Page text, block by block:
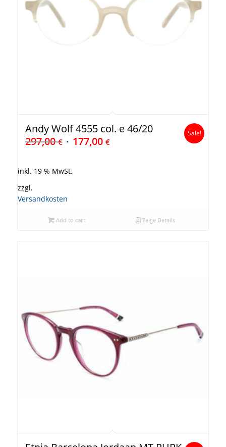
Andy Wolf 4555 col. e 46/20
297,00€ 177,00 €
Sale!
inkl. 19 % MwSt.
zzgl.
Versandkosten
Add to cart Zeige Details